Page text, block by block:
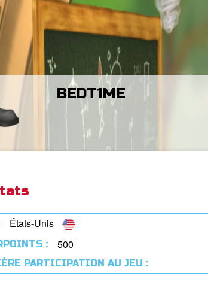
BEDT1ME
États-Unis
: 500
PARTICIPATION AU JEU :